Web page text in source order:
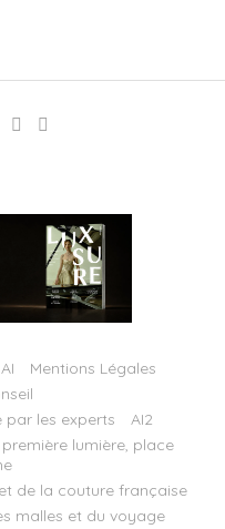
Mentions Légales
par les experts
AI2
lumière, place
de la couture française
malles et du voyage